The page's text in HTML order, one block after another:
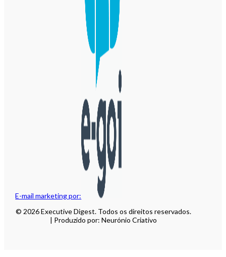
E-mail marketing por:
© 2026 Executive Digest. Todos os direitos reservados.
| Produzido por: Neurónio Criativo